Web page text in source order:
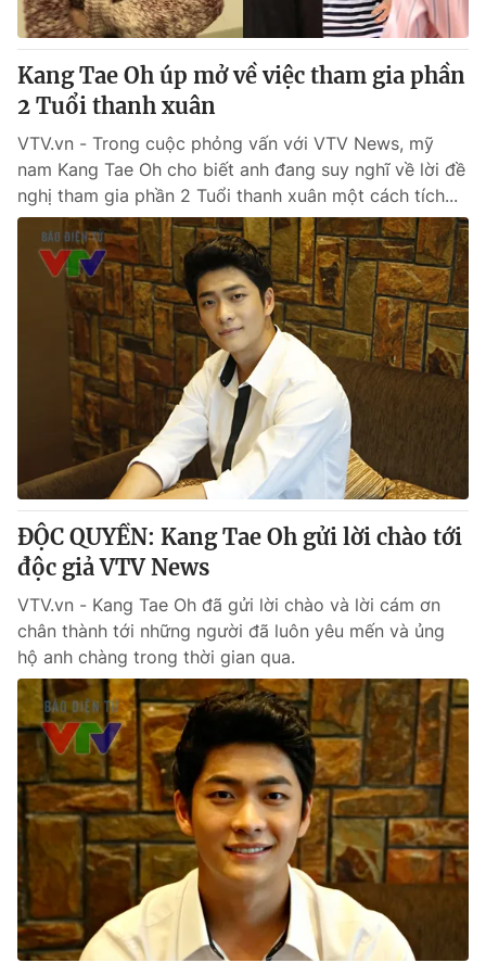
Kang Tae Oh úp mở về việc tham gia phần
2 Tuổi thanh xuân
VTV.vn - Trong cuộc phỏng vấn với VTV News, mỹ
nam Kang Tae Oh cho biết anh đang suy nghĩ về lời đề
nghị tham gia phần 2 Tuổi thanh xuân một cách tích...
ĐỘC QUYỀN: Kang Tae Oh gửi lời chào tới
độc giả VTV News
VTV.vn - Kang Tae Oh đã gửi lời chào và lời cám ơn
chân thành tới những người đã luôn yêu mến và ủng
hộ anh chàng trong thời gian qua.